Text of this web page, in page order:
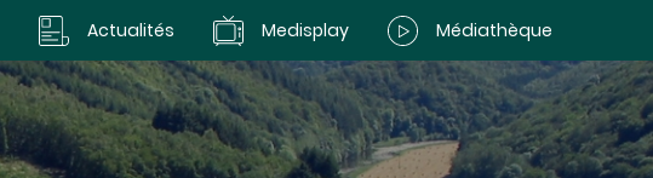
Actualités Medisplay Médiathèque